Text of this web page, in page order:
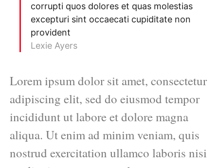
corrupti quos dolores et quas molestias
excepturi sint occaecati cupiditate non
provident
Lexie Ayers
Lorem ipsum dolor sit amet, consectetur
adipiscing elit, sed do eiusmod tempor
incididunt ut labore et dolore magna
aliqua. Ut enim ad minim veniam, quis
nostrud exercitation ullamco laboris nisi